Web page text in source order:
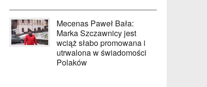
Mecenas Paweł Bała:
Marka Szczawnicy jest
wciąż słabo promowana i
utrwalona w świadomości
Polaków